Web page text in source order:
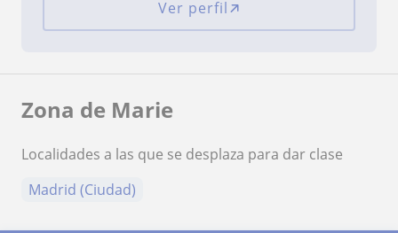
Ver perfil
Zona de Marie
Localidades a las que se desplaza para dar clase
Madrid (Ciudad)